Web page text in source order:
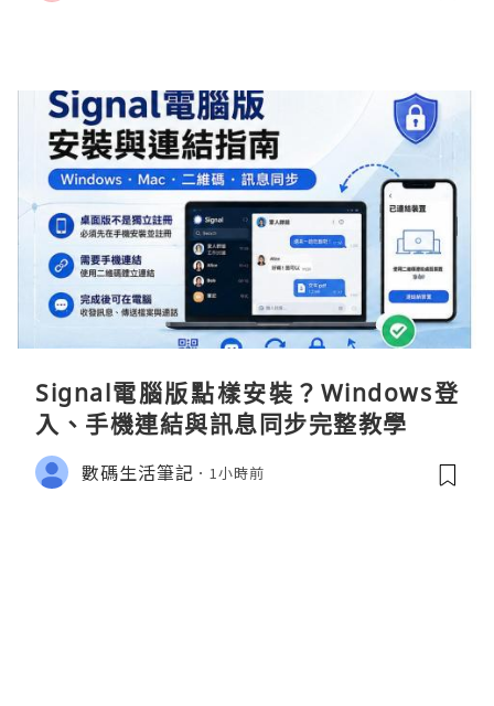
Signal電腦版點樣安裝？Windows登
入、手機連結與訊息同步完整教學
數碼生活筆記 1小時前